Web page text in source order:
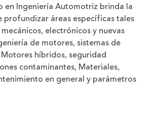
en Ingeniería Automotriz brinda la
áreas específicas tales
electrónicos y nuevas
de motores, sistemas de
híbridos, seguridad
contaminantes, Materiales,
en general y parámetros